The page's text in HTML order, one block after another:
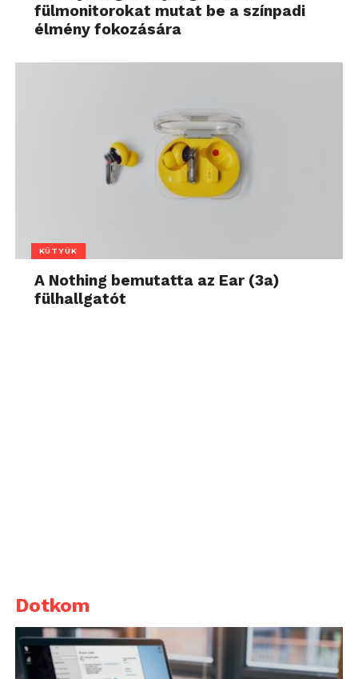
fülmonitorokat mutat be a színpadi
élmény fokozására
KÜTYÜK
A Nothing bemutatta az Ear (3a)
fülhallgatót
Dotkom